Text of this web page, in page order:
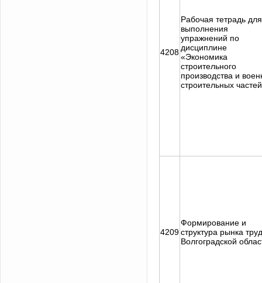
4208
Рабочая тетрадь для
выполнения
упражнений по
дисциплине
«Экономика
строительного
производства и
строительных
4209
Формирование и
структура рынка
Волгоградской